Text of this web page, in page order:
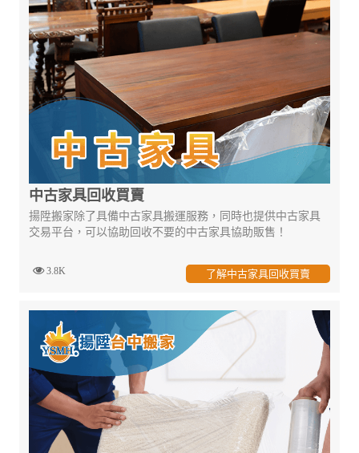
中古家具回收買賣
揚陞搬家除了具備中古家具搬運服務，同時也提供中古家具
交易平台，可以協助回收不要的中古家具協助販售！
3.8K 了解中古家具回收買賣